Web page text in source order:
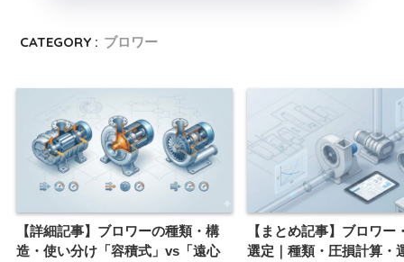
CATEGORY : ブロワー
【詳細記事】ブロワーの種類・構
造・使い分け「容積式」vs「遠心
【まとめ記事】ブロワー
選定｜種類・圧損計算・